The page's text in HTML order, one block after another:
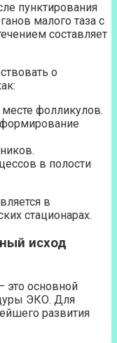
пунктирования
малого таза с
составляет
о
фолликулов.
в полости
в
стационарах.
исход
это основной
ЭКО. Для
развития